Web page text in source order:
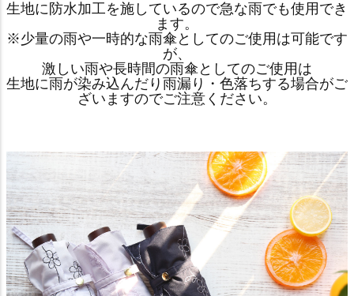
生地に防水加工を施しているので急な雨でも使用でき
ます。
※少量の雨や一時的な雨傘としてのご使用は可能です
が、
激しい雨や長時間の雨傘としてのご使用は
生地に雨が染み込んだり雨漏り・色落ちする場合がご
ざいますのでご注意ください。